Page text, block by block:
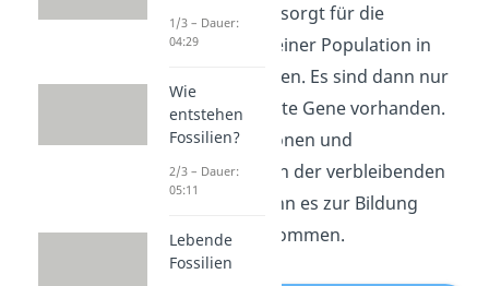
Isolation
Sie sorgt für die
Auftrennung einer Population in
Teilpopulationen. Es sind dann nur
noch bestimmte Gene vorhanden.
Durch Mutationen und
Rekombination der verbleibenden
Individuen kann es zur Bildung
neuer Arten kommen.
1/3 – Dauer:
04:29
Wie
entstehen
Fossilien?
2/3 – Dauer:
05:11
Lebende
Fossilien